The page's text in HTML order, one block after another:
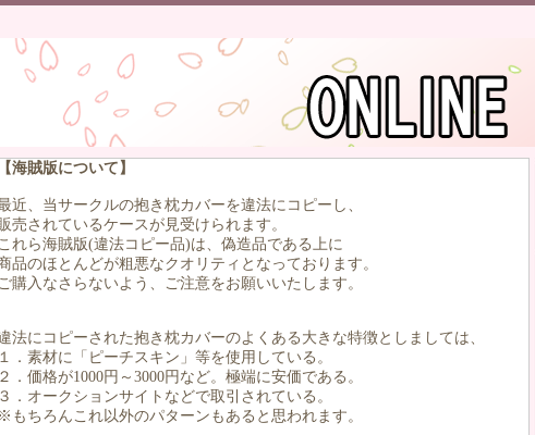
【海賊版について】
近、当サークルの抱き枕カバーを違法にコピーし、
売されているケースが見受けられます。
れら海賊版(違法コピー品)は、偽造品である上に
品のほとんどが粗悪なクオリティとなっております。
購入なさらないよう、ご注意をお願いいたします。
法にコピーされた抱き枕カバーのよくある大きな特徴としましては、
１．素材に「ピーチスキン」等を使用している。
２．価格が1000円～3000円など。極端に安価である。
３．オークションサイトなどで取引されている。
※もちろんこれ以外のパターンもあると思われます。